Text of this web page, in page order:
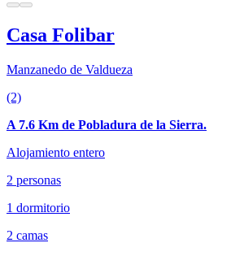
Casa Folibar
Manzanedo de Valdueza
(2)
A 7.6 Km de Pobladura de la Sierra.
Alojamiento entero
2 personas
1 dormitorio
2 camas